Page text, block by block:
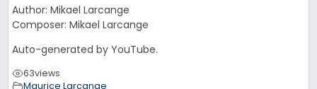
Author: Mikael Larcange
Composer: Mikael Larcange
Auto-generated by YouTube.
63views
Maurice Larcange